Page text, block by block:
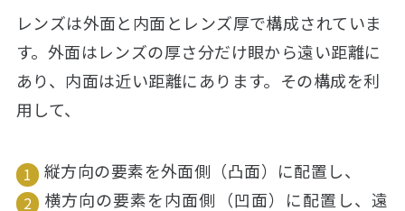
レンズは外面と内面とレンズ厚で構成されていま
す。外面はレンズの厚さ分だけ眼から遠い距離に
あり、内面は近い距離にあります。その構成を利
用して、
縦方向の要素を外面側（凸面）に配置し、
横方向の要素を内面側（凹面）に配置し、遠